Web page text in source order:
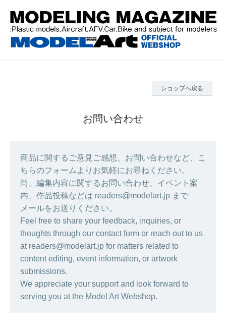
ショップへ戻る
お問い合わせ
商品に関するご意見ご感想、お問い合わせなど、こ
ちらのフォームよりお気軽にお尋ねください。
尚、編集内容に関するお問い合わせ、イベント案
内、作品投稿などは readers@modelart.jp まで
メールをお送りください。
Feel free to share your feedback, inquiries, or
thoughts through our contact form or reach out to us
at readers@modelart.jp for matters related to
content editing, event information, or artwork
submissions.
We appreciate your support and look forward to
serving you at the Model Art Webshop.